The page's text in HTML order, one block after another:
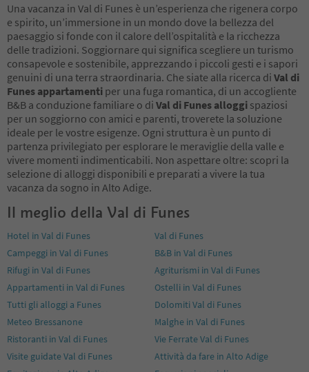
Una vacanza in Val di Funes è un’esperienza che rigenera corpo
e spirito, un’immersione in un mondo dove la bellezza del
paesaggio si fonde con il calore dell’ospitalità e la ricchezza
delle tradizioni. Soggiornare qui significa scegliere un turismo
consapevole e sostenibile, apprezzando i piccoli gesti e i sapori
genuini di una terra straordinaria. Che siate alla ricerca di Val di
Funes appartamenti per una fuga romantica, di un accogliente
B&B a conduzione familiare o di Val di Funes alloggi spaziosi
per un soggiorno con amici e parenti, troverete la soluzione
ideale per le vostre esigenze. Ogni struttura è un punto di
partenza privilegiato per esplorare le meraviglie della valle e
vivere momenti indimenticabili. Non aspettare oltre: scopri la
selezione di alloggi disponibili e preparati a vivere la tua
vacanza da sogno in Alto Adige.
Il meglio della Val di Funes
Hotel in Val di Funes
Val di Funes
Campeggi in Val di Funes
B&B in Val di Funes
Rifugi in Val di Funes
Agriturismi in Val di Funes
Appartamenti in Val di Funes
Ostelli in Val di Funes
Tutti gli alloggi a Funes
Dolomiti Val di Funes
Meteo Bressanone
Malghe in Val di Funes
Ristoranti in Val di Funes
Vie Ferrate Val di Funes
Visite guidate Val di Funes
Attività da fare in Alto Adige